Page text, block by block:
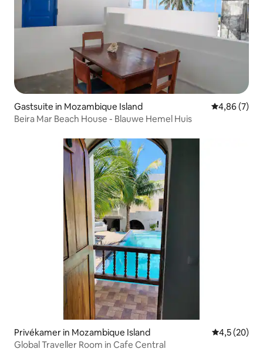
Gastsuite in Mozambique Island Gemiddelde
4,86 (7)
Beira Mar Beach House - Blauwe Hemel Huis
Privékamer in Mozambique Island
4,5 (20)
Global Traveller Room in Cafe Central